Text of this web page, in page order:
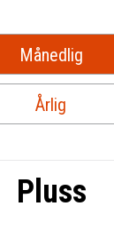
Månedlig
Årlig
Pluss